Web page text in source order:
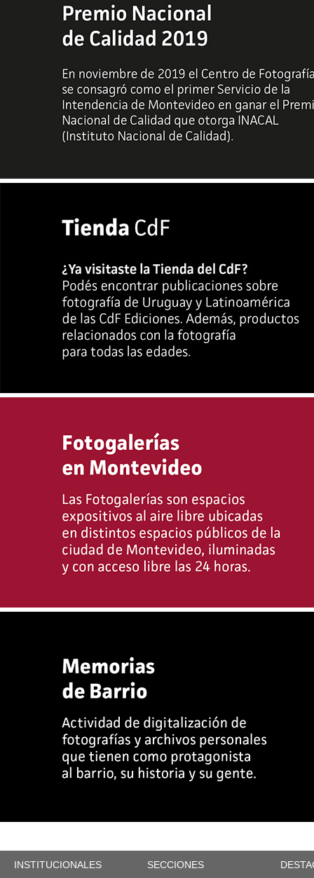
INSTITUCIONALES SECCIONES